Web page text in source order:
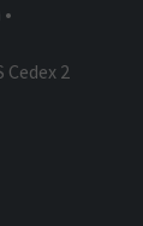
Cedex 2